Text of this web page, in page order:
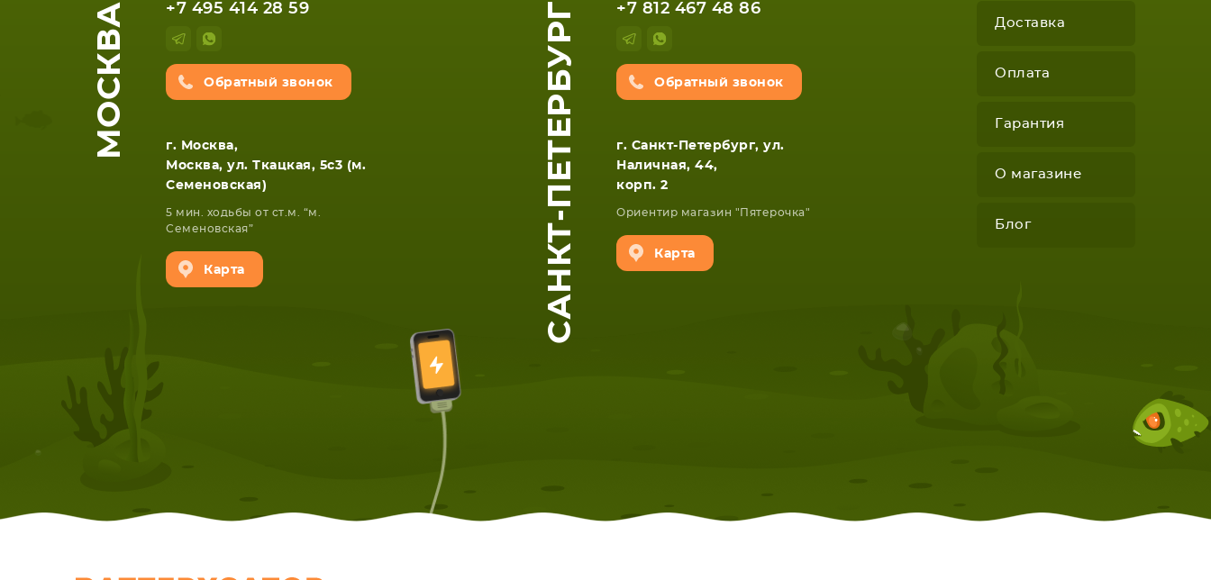
МОСКВА +7 495 414 28 59
Обратный звонок
г. Москва,
Москва, ул. Ткацкая, 5с3 (м.
Семеновская)
5 мин. ходьбы от ст.м. “м.
Семеновская”
Карта САНКТ-ПЕТЕРБУРГ +7 812 467 48 86
Обратный звонок
г. Санкт-Петербург, ул.
Наличная, 44,
корп. 2
Ориентир магазин "Пятерочка"
Карта
Доставка
Оплата
Гарантия
О магазине
Блог